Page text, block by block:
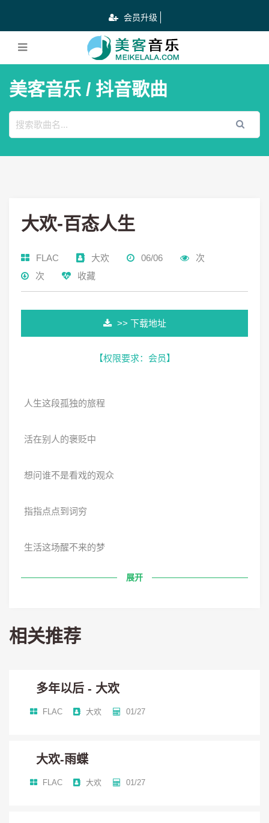
会员升级
美客音乐 / 抖音歌曲
大欢-百态人生
FLAC 大欢 06/06
次
次
收藏
>> 下载地址
【权限要求： 会员】
人生这段孤独的旅程
活在别人的褒贬中
想问谁不是看戏的观众
指指点点到词穷
生活这场醒不来的梦
允许你一路哭但是不许停
允许你白日梦不要一直等
展开
相关推荐
多年以后 - 大欢
FLAC 大欢 01/27
大欢-雨蝶
FLAC 大欢 01/27